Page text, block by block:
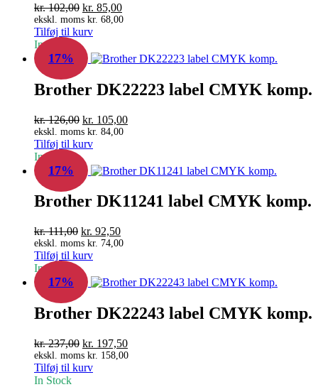
kr.102,00 Den
oprindelige
pris
var:
kr. 102,00.
kr. 85,00Den
aktuelle
kr. 85,00.
ekskl. moms kr. 68,00
Tilføj til kurv
In Stock
17%
Brother DK22223 label CMYK komp.
kr.126,00 Den
oprindelige
pris
var:
kr. 126,00.
kr. 105,00Den
kr. 105,00.
ekskl. moms kr. 84,00
Tilføj til kurv
In Stock
17%
Brother DK11241 label CMYK komp.
kr.111,00 Den
oprindelige
pris
var:
kr. 111,00.
kr. 92,50Den
aktuelle
kr. 92,50.
ekskl. moms kr. 74,00
Tilføj til kurv
In Stock
17%
Brother DK22243 label CMYK komp.
kr.237,00 Den
oprindelige
pris
kr. 197,50Den
aktuelle
ekskl. moms kr. 158,00
Tilføj til kurv
In Stock